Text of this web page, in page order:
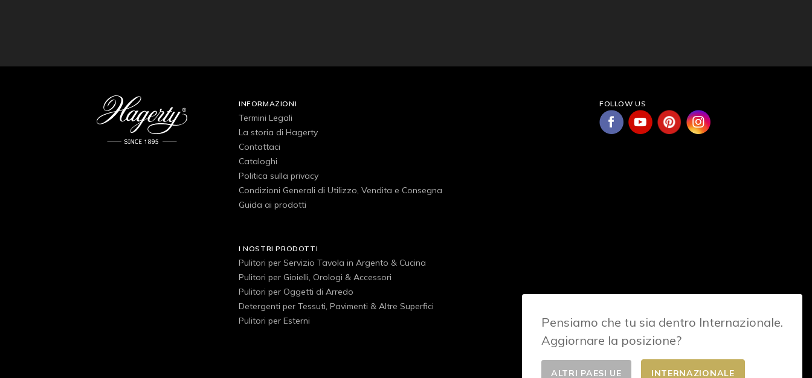
INFORMAZIONI
Termini Legali
La storia di Hagerty
Contattaci
Cataloghi
Politica sulla privacy
Condizioni Generali di Utilizzo, Vendita e Consegna
Guida ai prodotti
I NOSTRI PRODOTTI
Pulitori per Servizio Tavola in Argento & Cucina
Pulitori per Gioielli, Orologi & Accessori
Pulitori per Oggetti di Arredo
Detergenti per Tessuti, Pavimenti & Altre Superfici
Pulitori per Esterni
FOLLOW US
Pensiamo che tu sia dentro Internazionale.
Aggiornare la posizione?
ALTRI PAESI UE INTERNAZIONALE